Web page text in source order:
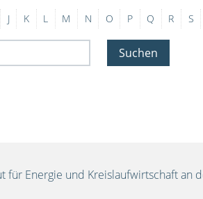
J K L M N O P Q R S
Suchen
für Energie und Kreislaufwirtschaft an